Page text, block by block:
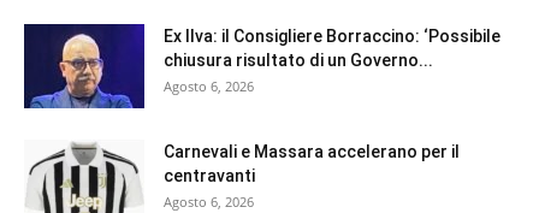
Ex Ilva: il Consigliere Borraccino: ‘Possibile
chiusura risultato di un Governo...
Agosto 6, 2026
Carnevali e Massara accelerano per il
centravanti
Agosto 6, 2026